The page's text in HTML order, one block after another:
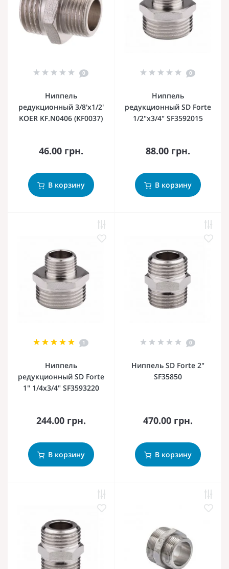
0
Ниппель
редукционный 3/8'x1/2'
KOER KF.N0406 (KF0037)
46.00 грн.
В корзину
0
Ниппель
редукционный SD Forte
1/2"х3/4" SF3592015
88.00 грн.
В корзину
1
Ниппель
редукционный SD Forte
1" 1/4х3/4" SF3593220
244.00 грн.
В корзину
0
Ниппель SD Forte 2"
SF35850
470.00 грн.
В корзину